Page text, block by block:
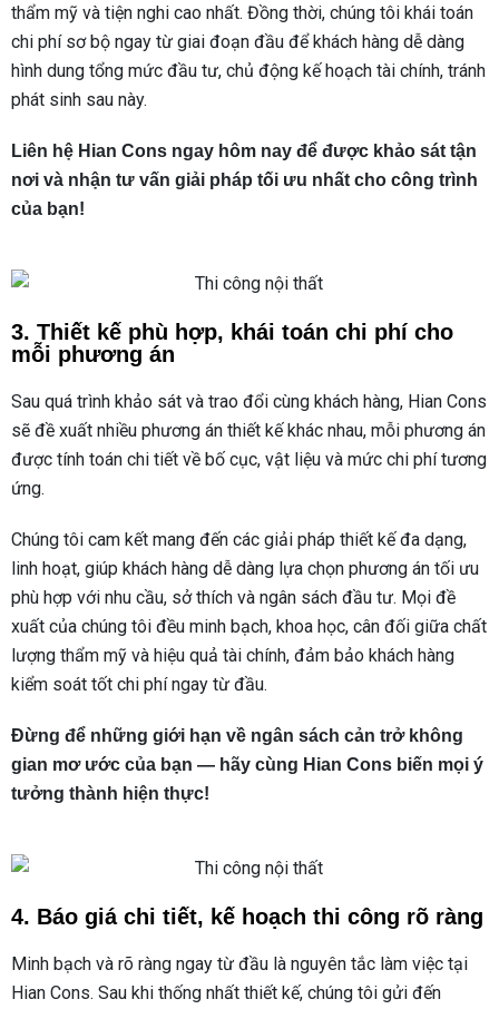
thẩm mỹ và tiện nghi cao nhất. Đồng thời, chúng tôi khái toán
chi phí sơ bộ ngay từ giai đoạn đầu để khách hàng dễ dàng
hình dung tổng mức đầu tư, chủ động kế hoạch tài chính, tránh
phát sinh sau này.
Liên hệ Hian Cons ngay hôm nay để được khảo sát tận
nơi và nhận tư vấn giải pháp tối ưu nhất cho công trình
của bạn!
3. Thiết kế phù hợp, khái toán chi phí cho
mỗi phương án
Sau quá trình khảo sát và trao đổi cùng khách hàng, Hian Cons
sẽ đề xuất nhiều phương án thiết kế khác nhau, mỗi phương án
được tính toán chi tiết về bố cục, vật liệu và mức chi phí tương
ứng.
Chúng tôi cam kết mang đến các giải pháp thiết kế đa dạng,
linh hoạt, giúp khách hàng dễ dàng lựa chọn phương án tối ưu
phù hợp với nhu cầu, sở thích và ngân sách đầu tư. Mọi đề
xuất của chúng tôi đều minh bạch, khoa học, cân đối giữa chất
lượng thẩm mỹ và hiệu quả tài chính, đảm bảo khách hàng
kiểm soát tốt chi phí ngay từ đầu.
Đừng để những giới hạn về ngân sách cản trở không
gian mơ ước của bạn — hãy cùng Hian Cons biến mọi ý
tưởng thành hiện thực!
4. Báo giá chi tiết, kế hoạch thi công rõ ràng
Minh bạch và rõ ràng ngay từ đầu là nguyên tắc làm việc tại
Hian Cons. Sau khi thống nhất thiết kế, chúng tôi gửi đến